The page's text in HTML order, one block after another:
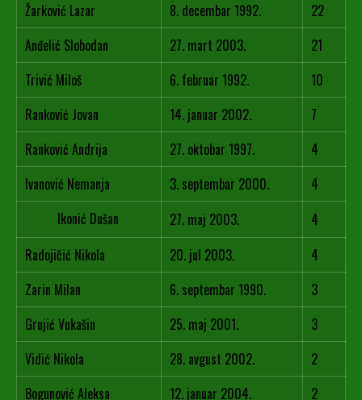
Žarković Lazar
8. decembar 1992.
22
Anđelić Slobodan
27. mart 2003.
21
Trivić Miloš
6. februar 1992.
10
Ranković Jovan
14. januar 2002.
7
Ranković Andrija
27. oktobar 1997.
4
Ivanović Nemanja
3. septembar 2000.
4
Ikonić Dušan
27. maj 2003.
4
Radojičić Nikola
20. jul 2003.
4
Zarin Milan
6. septembar 1990.
3
Grujić Vukašin
25. maj 2001.
3
Vidić Nikola
28. avgust 2002.
2
Bogunović Aleksa
12. januar 2004.
2